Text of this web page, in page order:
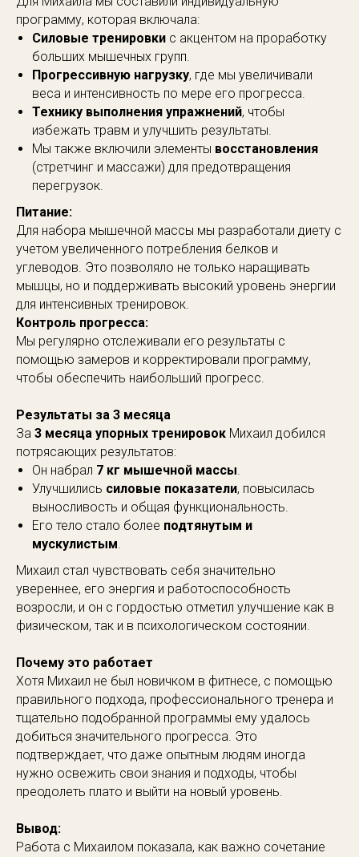
программу, которая включала:
Силовые тренировки с акцентом на проработку
больших мышечных групп.
Прогрессивную нагрузку, где мы увеличивали
веса и интенсивность по мере его прогресса.
Технику выполнения упражнений, чтобы
избежать травм и улучшить результаты.
Мы также включили элементы восстановления
(стретчинг и массажи) для предотвращения
перегрузок.
Питание:
Для набора мышечной массы мы разработали диету с
учетом увеличенного потребления белков и
углеводов. Это позволяло не только наращивать
мышцы, но и поддерживать высокий уровень энергии
для интенсивных тренировок.
Контроль прогресса:
Мы регулярно отслеживали его результаты с
помощью замеров и корректировали программу,
чтобы обеспечить наибольший прогресс.
Результаты за 3 месяца
За 3 месяца упорных тренировок Михаил добился
потрясающих результатов:
Он набрал 7 кг мышечной массы.
Улучшились силовые показатели, повысилась
выносливость и общая функциональность.
Его тело стало более подтянутым и
мускулистым.
Михаил стал чувствовать себя значительно
увереннее, его энергия и работоспособность
возросли, и он с гордостью отметил улучшение как в
физическом, так и в психологическом состоянии.
Почему это работает
Хотя Михаил не был новичком в фитнесе, с помощью
правильного подхода, профессионального тренера и
тщательно подобранной программы ему удалось
добиться значительного прогресса. Это
подтверждает, что даже опытным людям иногда
нужно освежить свои знания и подходы, чтобы
преодолеть плато и выйти на новый уровень.
Вывод:
Работа с Михаилом показала, как важно сочетание